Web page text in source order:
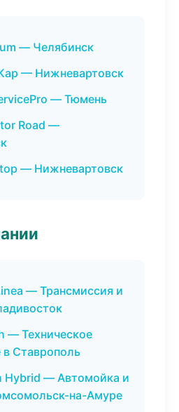
— Челябинск
Кар — Нижневартовск
— Тюмень
Road —
— Нижневартовск
— Трансмиссия и
— Техническое
Ставрополь
Hybrid — Автомойка и
на-Амуре